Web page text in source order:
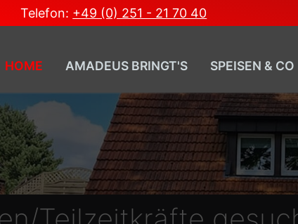
Telefon: +49 (0) 251 - 21 70 40
HOME AMADEUS BRINGT'S SPEISEN & CO